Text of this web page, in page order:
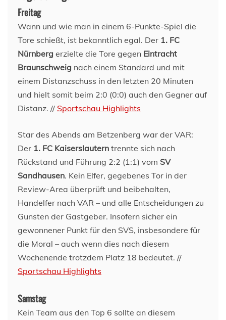
Freitag
Wann und wie man in einem 6-Punkte-Spiel die
Tore schießt, ist bekanntlich egal. Der 1. FC
Nürnberg erzielte die Tore gegen Eintracht
Braunschweig nach einem Standard und mit
einem Distanzschuss in den letzten 20 Minuten
und hielt somit beim 2:0 (0:0) auch den Gegner auf
Distanz. // Sportschau Highlights
Star des Abends am Betzenberg war der VAR:
Der 1. FC Kaiserslautern trennte sich nach
Rückstand und Führung 2:2 (1:1) vom SV
Sandhausen. Kein Elfer, gegebenes Tor in der
Review-Area überprüft und beibehalten,
Handelfer nach VAR – und alle Entscheidungen zu
Gunsten der Gastgeber. Insofern sicher ein
gewonnener Punkt für den SVS, insbesondere für
die Moral – auch wenn dies nach diesem
Wochenende trotzdem Platz 18 bedeutet. //
Sportschau Highlights
Samstag
Kein Team aus den Top 6 sollte an diesem